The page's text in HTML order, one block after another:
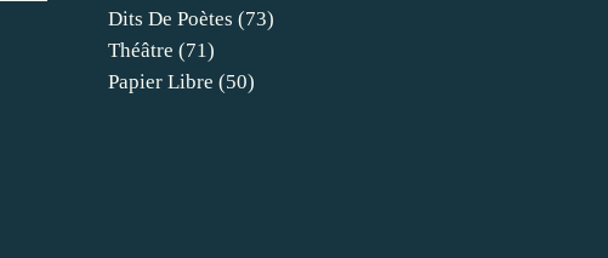
Dits De Poètes (73)
Théâtre (71)
Papier Libre (50)